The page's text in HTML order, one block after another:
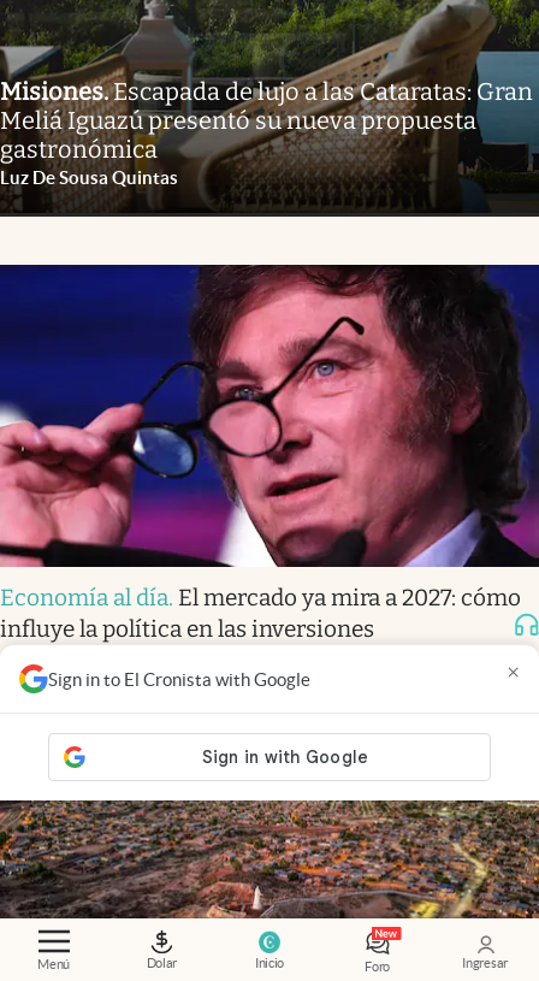
Menú Dolar Inicio Foro Ingresar
Sign in to El Cronista with Google ×
Misiones.Escapada de lujo a las Cataratas: Gran
Meliá Iguazú presentó su nueva propuesta
gastronómica
Luz De Sousa Quintas
Economía al día. El mercado ya mira a 2027: cómo
influye la política en las inversiones